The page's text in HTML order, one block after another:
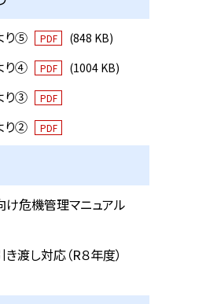
り⑤ PDF (848 KB)
り④ PDF (1004 KB)
り③ PDF
り② PDF
け危機管理マニュアル
渡し対応（R８年度）